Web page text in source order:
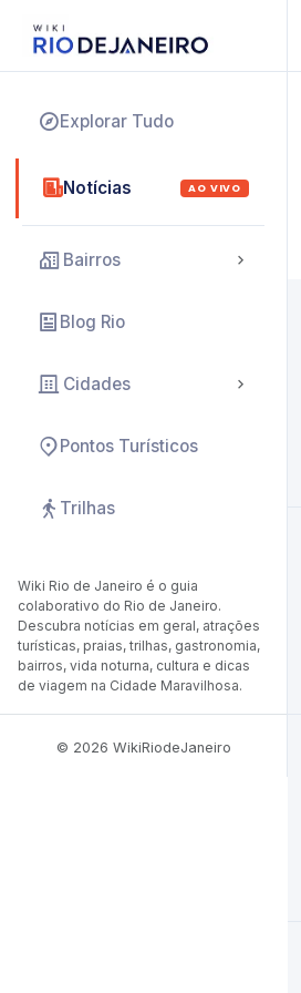
Explorar Tudo
Notícias AO VIVO
Bairros
Blog Rio
Cidades
Pontos Turísticos
Trilhas
Wiki Rio de Janeiro é o guia
colaborativo do Rio de Janeiro.
Descubra notícias em geral, atrações
turísticas, praias, trilhas, gastronomia,
bairros, vida noturna, cultura e dicas
de viagem na Cidade Maravilhosa.
© 2026 WikiRiodeJaneiro